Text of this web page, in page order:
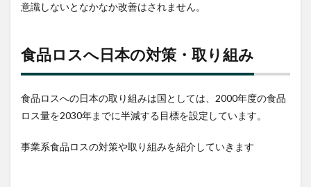
意識しないとなかなか改善はされません。
食品ロスへ日本の対策・取り組み
食品ロスへの日本の取り組みは国としては、2000年度の食品
ロス量を2030年までに半減する目標を設定しています。
事業系食品ロスの対策や取り組みを紹介していきます